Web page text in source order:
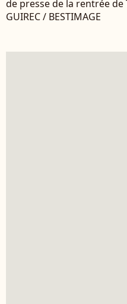
de presse de la rentrée de
GUIREC / BESTIMAGE